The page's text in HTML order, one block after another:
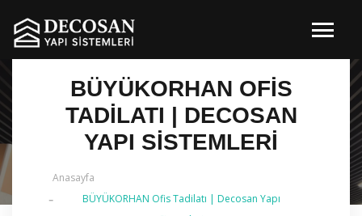
BÜYÜKORHAN OFIS
TADILATI | DECOSAN
YAPI SISTEMLERI
Anasayfa
BÜYÜKORHAN Ofis Tadilatı | Decosan Yapı